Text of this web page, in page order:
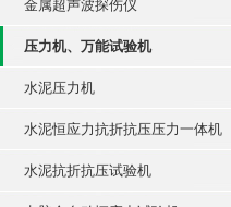
金属超声波探伤仪
压力机、万能试验机
水泥压力机
水泥恒应力抗折抗压压力一体机
水泥抗折抗压试验机